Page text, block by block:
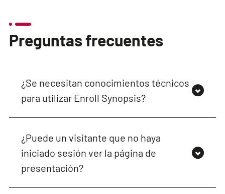
Preguntas frecuentes
¿Se necesitan conocimientos técnicos
para utilizar Enroll Synopsis?
¿Puede un visitante que no haya
iniciado sesión ver la página de
presentación?